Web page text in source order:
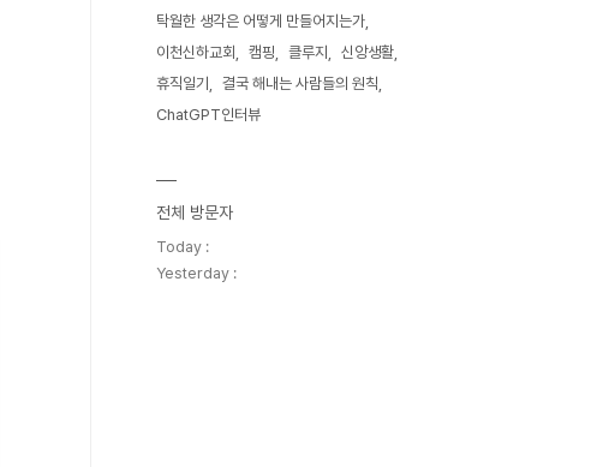
탁월한 생각은 어떻게 만들어지는가
이천신하교회
캠핑 클루지
신앙생활
휴직일기
결국 해내는 사람들의 원칙
ChatGPT인터뷰
전체 방문자
Today :
Yesterday :